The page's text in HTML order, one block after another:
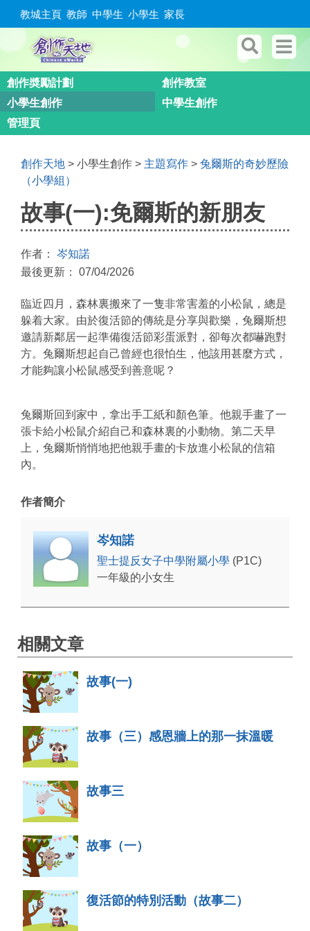
教城主頁 教師 中學生 小學生 家長
創作奬勵計劃
創作教室
小學生創作
中學生創作
管理頁
創作天地 > 小學生創作 > 主題寫作 > 兔爾斯的奇妙歷險
（小學組）
故事(一):免爾斯的新朋友
作者： 岑知諾
最後更新： 07/04/2026
臨近四月，森林裏搬來了一隻非常害羞的小松鼠，總是
躲着大家。由於復活節的傳統是分享與歡樂，兔爾斯想
邀請新鄰居一起準備復活節彩蛋派對，卻每次都嚇跑對
方。兔爾斯想起自己曾經也很怕生，他該用甚麼方式，
才能夠讓小松鼠感受到善意呢？
兔爾斯回到家中，拿出手工紙和顏色筆。他親手畫了一
張卡給小松鼠介紹自己和森林裏的小動物。第二天早
上，兔爾斯悄悄地把他親手畫的卡放進小松鼠的信箱
內。
作者簡介
岑知諾
聖士提反女子中學附屬小學 (P1C)
一年級的小女生
相關文章
故事(一)
故事（三）感恩牆上的那一抹溫暖
故事三
故事（一）
復活節的特別活動（故事二）